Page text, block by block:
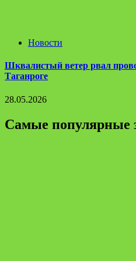
Новости
Шквалистый ветер рвал
Таганроге
28.05.2026
Самые популярные